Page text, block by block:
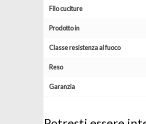
Filo cuciture
Prodotto in
Classe resistenza al fuoco
Reso
Garanzia